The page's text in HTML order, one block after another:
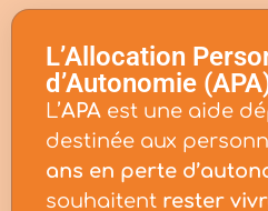
L’Allocation
d’Autonomie
L’APA est une aide
destinée aux
ans en perte
souhaitent rester